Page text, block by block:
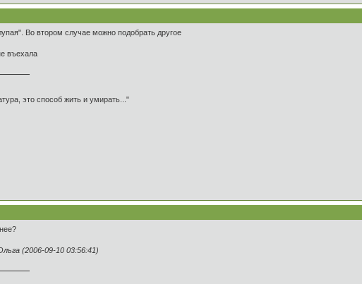
Во втором случае можно подобрать другое
въехала
это способ жить и умирать..."
(2006-09-10 03:56:41)